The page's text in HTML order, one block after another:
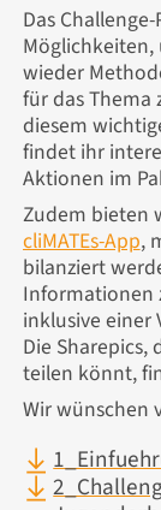
Das
wieder
für das Thema
diesem
findet ihr
Aktionen im
Zudem bieten
cliMATEs-App,
bilanziert
Informationen
inklusive einer
Die Sharepics,
teilen könnt,
Wir wünschen